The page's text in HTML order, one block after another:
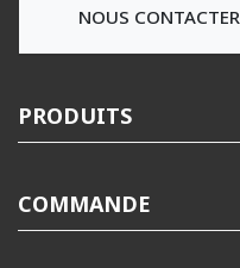
NOUS CONTACTER
PRODUITS
COMMANDE